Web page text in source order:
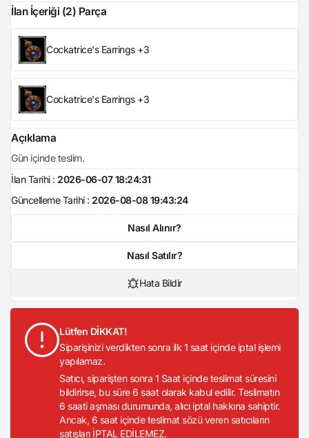
İlan İçeriği (2) Parça
Cockatrice's Earrings +3
Cockatrice's Earrings +3
Açıklama
Gün içinde teslim.
İlan Tarihi : 2026-06-07 18:24:31
Güncelleme Tarihi : 2026-08-08 19:43:24
Nasıl Alınır?
Nasıl Satılır?
Hata Bildir
Lütfen DİKKAT!
Siparişinizi verdikten sonra ilk 1 saat içinde iptal işlemi
yapılamaz.
Satıcı, siparişten sonra 1 Saat içinde teslimat süresini
bildirirse, bu süre 6 saat olarak kabul edilir. Teslimatın
6 saati aşması durumunda, alıcı iptal hakkına sahiptir.
Ancak, 6 saat içinde teslimat sözü veren satıcıların
satışları İPTAL EDİLEMEZ.